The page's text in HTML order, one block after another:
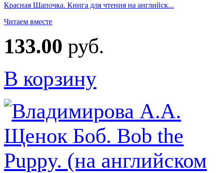
Красная Шапочка. Книга для чтения на английск...
Читаем вместе
133.00 руб.
В корзину